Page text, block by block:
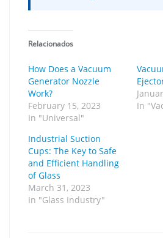
Relacionados
How Does a Vacuum
Generator Nozzle
Work?
February 15, 2023
In "Universal"
In
Industrial Suction
Cups: The Key to Safe
and Efficient Handling
of Glass
March 31, 2023
In "Glass Industry"